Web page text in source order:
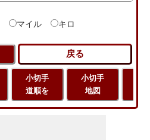
マイル キロ
小切手
道順を
小切手
地図